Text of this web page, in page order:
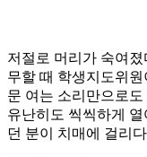
저절로 머리가 숙여
무할 때 학생지도위
문 여는 소리만으로
유난히도 씩씩하게
던 분이 치매에 걸리